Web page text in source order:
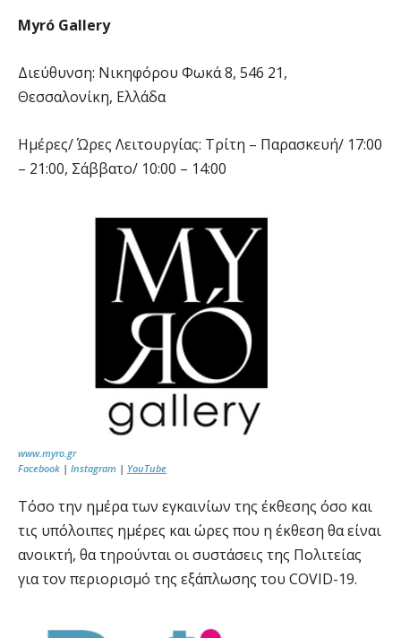
Myró Gallery
Διεύθυνση: Νικηφόρου Φωκά 8, 546 21,
Θεσσαλονίκη, Ελλάδα
Ημέρες/ Ώρες Λειτουργίας: Τρίτη – Παρασκευή/ 17:00
– 21:00, Σάββατο/ 10:00 – 14:00
www.myro.gr
Facebook | Instagram | YouTube
Τόσο την ημέρα των εγκαινίων της έκθεσης όσο και
τις υπόλοιπες ημέρες και ώρες που η έκθεση θα είναι
ανοικτή, θα τηρούνται οι συστάσεις της Πολιτείας
για τον περιορισμό της εξάπλωσης του COVID-19.